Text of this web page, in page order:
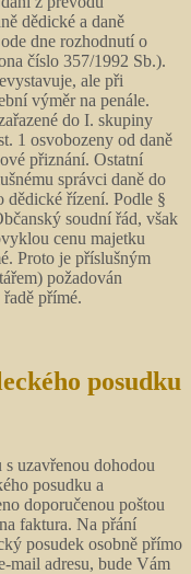
dědické a daně
dne rozhodnutí o
číslo 357/1992 Sb.).
ale při
výměr na penále.
do I. skupiny
1 osvobozeny od daně
přiznání. Ostatní
správci daně do
dědické řízení. Podle §
soudní řád, však
cenu majetku
Proto je příslušným
požadován
přímé.
posudku
uzavřenou dohodou
posudku a
doporučenou poštou
faktura. Na přání
posudek osobně přímo
mail adresu, bude Vám